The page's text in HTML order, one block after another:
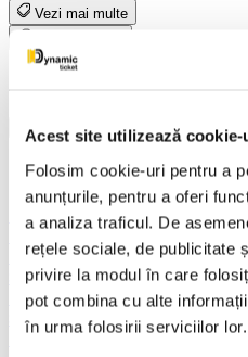
Acest site utilizează cookie-
Folosim cookie-uri pentru a
anunțurile, pentru a oferi
a analiza traficul. De
rețele sociale, de publicitate
privire la modul în care
pot combina cu alte
în urma folosirii serviciilor lor.
Vezi mai multe
Aplică filtre
Categorii
Toate categoriile
FANTASY&DANCE
Recomandate
Spargatorul de Nuci
Turnee
Spectacole litoral 2026
TNB